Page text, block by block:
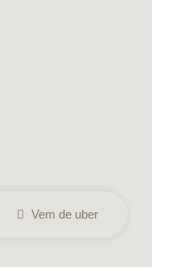
Vem de uber